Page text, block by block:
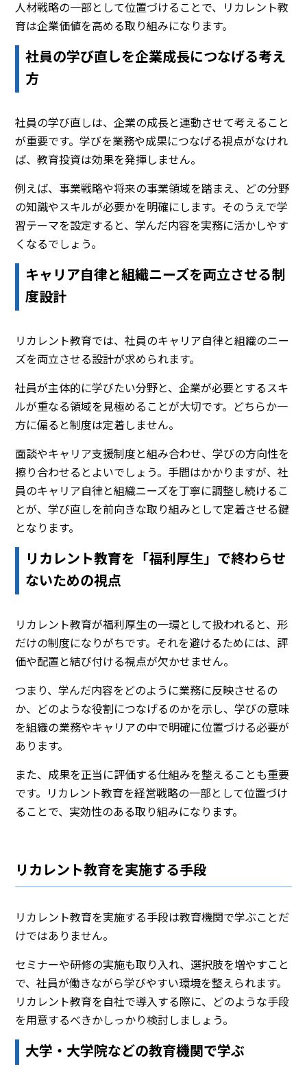
人材戦略の一部として位置づけることで、リカレント教
育は企業価値を高める取り組みになります。
社員の学び直しを企業成長につなげる考え
方
社員の学び直しは、企業の成長と連動させて考えること
が重要です。学びを業務や成果につなげる視点がなけれ
ば、教育投資は効果を発揮しません。
例えば、事業戦略や将来の事業領域を踏まえ、どの分野
の知識やスキルが必要かを明確にします。そのうえで学
習テーマを設定すると、学んだ内容を実務に活かしやす
くなるでしょう。
キャリア自律と組織ニーズを両立させる制
度設計
リカレント教育では、社員のキャリア自律と組織のニー
ズを両立させる設計が求められます。
社員が主体的に学びたい分野と、企業が必要とするスキ
ルが重なる領域を見極めることが大切です。どちらか一
方に偏ると制度は定着しません。
面談やキャリア支援制度と組み合わせ、学びの方向性を
擦り合わせるとよいでしょう。手間はかかりますが、社
員のキャリア自律と組織ニーズを丁寧に調整し続けるこ
とが、学び直しを前向きな取り組みとして定着させる鍵
となります。
リカレント教育を「福利厚生」で終わらせ
ないための視点
リカレント教育が福利厚生の一環として扱われると、形
だけの制度になりがちです。それを避けるためには、評
価や配置と結び付ける視点が欠かせません。
つまり、学んだ内容をどのように業務に反映させるの
か、どのような役割につなげるのかを示し、学びの意味
を組織の業務やキャリアの中で明確に位置づける必要が
あります。
また、成果を正当に評価する仕組みを整えることも重要
です。リカレント教育を経営戦略の一部として位置づけ
ることで、実効性のある取り組みになります。
リカレント教育を実施する手段
リカレント教育を実施する手段は教育機関で学ぶことだ
けではありません。
セミナーや研修の実施も取り入れ、選択肢を増やすこと
で、社員が働きながら学びやすい環境を整えられます。
リカレント教育を自社で導入する際に、どのような手段
を用意するべきかしっかり検討しましょう。
大学・大学院などの教育機関で学ぶ